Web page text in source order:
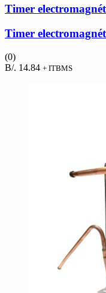
Timer
Timer
(0)
B/. 14.84 + ITBMS